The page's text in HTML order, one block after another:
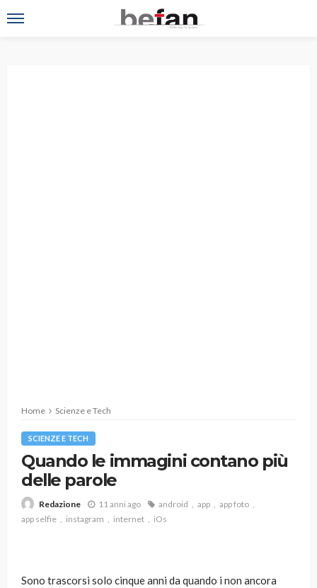
Home Scienze e Tech
SCIENZE E TECH
Quando le immagini contano più
delle parole
Redazione 11 anni ago android app
app foto
app selfie
instagram internet iOs
Sono trascorsi solo cinque anni da quando i non ancora